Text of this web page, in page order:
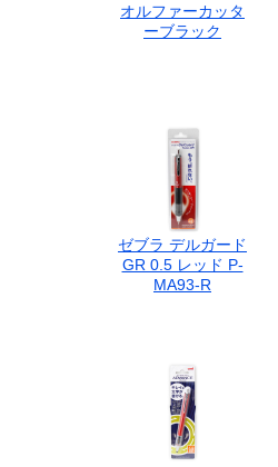
オルファーカッタ
ーブラック
ゼブラ デルガード
GR 0.5 レッド P-
MA93-R